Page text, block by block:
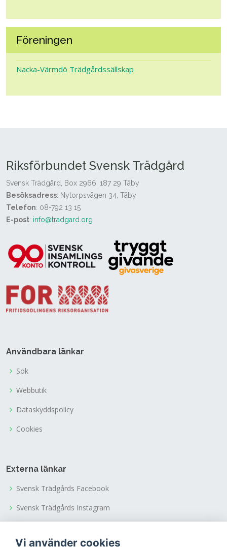
Föreningen
Nacka-Värmdö Trädgårdssällskap
Riksförbundet Svensk Trädgård
Svensk Trädgård, Box 2966, 187 29 Täby
Besöksadress: Nytorpsvägen 34, Täby
Telefon: 08-792 13 15
E-post: info@tradgard.org
Användbara länkar
Sök
Webbutik
Dataskyddspolicy
Cookies
Externa länkar
Svensk Trädgårds Facebook
Svensk Trädgårds Instagram
Vi använder cookies